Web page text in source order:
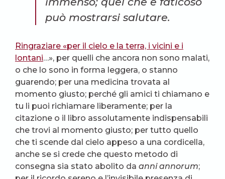
può mostrarsi salutare.
Ringraziare «per il cielo e la terra, i vicini e i
lontani…», per quelli che ancora non sono malati,
o che lo sono in forma leggera, o stanno
guarendo; per una medicina trovata al
momento giusto; perché gli amici ti chiamano e
tu li puoi richiamare liberamente; per la
citazione o il libro assolutamente indispensabili
che trovi al momento giusto; per tutto quello
che ti scende dal cielo appeso a una cordicella,
anche se si crede che questo metodo di
consegna sia stato abolito da anni annorum;